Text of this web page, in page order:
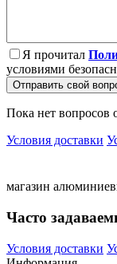
Я прочитал
условиями
Отправить свой
Пока нет вопросов
Условия доставки
магазин
Часто
Условия доставки